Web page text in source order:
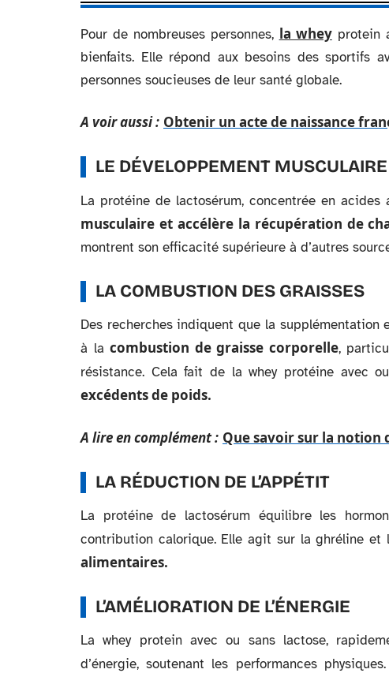
Pour de nombreuses personnes, la wheyprotein
bienfaits. Elle répond aux besoins des sportifs
personnes soucieuses de leur santé globale.
A voir aussi : Obtenir un acte de naissance
LE DÉVELOPPEMENT
La protéine de lactosérum, concentrée en acides
musculaire et accélère la récupération de
montrent son efficacité supérieure à d’autres
LA COMBUSTION DES GRAISSES
Des recherches indiquent que la
à la combustion de graisse corporelle,
résistance. Cela fait de la whey protéine avec
excédents de poids.
A lire en complément : Que savoir sur la notion
LA RÉDUCTION DE L’APPÉTIT
La protéine de lactosérum équilibre les
contribution calorique. Elle agit sur la ghréline
alimentaires.
L’AMÉLIORATION DE L’ÉNERGIE
La whey protein avec ou sans lactose,
d’énergie, soutenant les performances